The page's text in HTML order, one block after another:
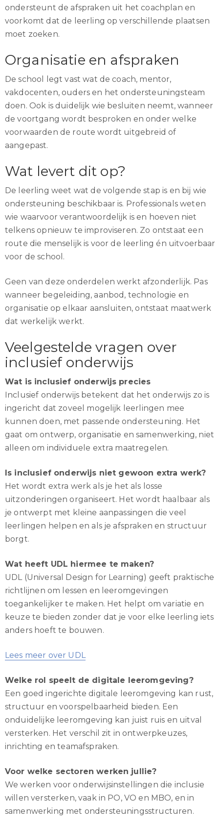
ondersteunt de afspraken uit het coachplan en
voorkomt dat de leerling op verschillende plaatsen
moet zoeken.
Organisatie en afspraken
De school legt vast wat de coach, mentor,
vakdocenten, ouders en het ondersteuningsteam
doen. Ook is duidelijk wie besluiten neemt, wanneer
de voortgang wordt besproken en onder welke
voorwaarden de route wordt uitgebreid of
aangepast.
Wat levert dit op?
De leerling weet wat de volgende stap is en bij wie
ondersteuning beschikbaar is. Professionals weten
wie waarvoor verantwoordelijk is en hoeven niet
telkens opnieuw te improviseren. Zo ontstaat een
route die menselijk is voor de leerling én uitvoerbaar
voor de school.
Geen van deze onderdelen werkt afzonderlijk. Pas
wanneer begeleiding, aanbod, technologie en
organisatie op elkaar aansluiten, ontstaat maatwerk
dat werkelijk werkt.
Veelgestelde vragen over
inclusief onderwijs
Wat is inclusief onderwijs precies
Inclusief onderwijs betekent dat het onderwijs zo is
ingericht dat zoveel mogelijk leerlingen mee
kunnen doen, met passende ondersteuning. Het
gaat om ontwerp, organisatie en samenwerking, niet
alleen om individuele extra maatregelen.
Is inclusief onderwijs niet gewoon extra werk?
Het wordt extra werk als je het als losse
uitzonderingen organiseert. Het wordt haalbaar als
je ontwerpt met kleine aanpassingen die veel
leerlingen helpen en als je afspraken en structuur
borgt.
Wat heeft UDL hiermee te maken?
UDL (Universal Design for Learning) geeft praktische
richtlijnen om lessen en leeromgevingen
toegankelijker te maken. Het helpt om variatie en
keuze te bieden zonder dat je voor elke leerling iets
anders hoeft te bouwen.
Lees meer over UDL
Welke rol speelt de digitale leeromgeving?
Een goed ingerichte digitale leeromgeving kan rust,
structuur en voorspelbaarheid bieden. Een
onduidelijke leeromgeving kan juist ruis en uitval
versterken. Het verschil zit in ontwerpkeuzes,
inrichting en teamafspraken.
Voor welke sectoren werken jullie?
We werken voor onderwijsinstellingen die inclusie
willen versterken, vaak in PO, VO en MBO, en in
samenwerking met ondersteuningsstructuren.